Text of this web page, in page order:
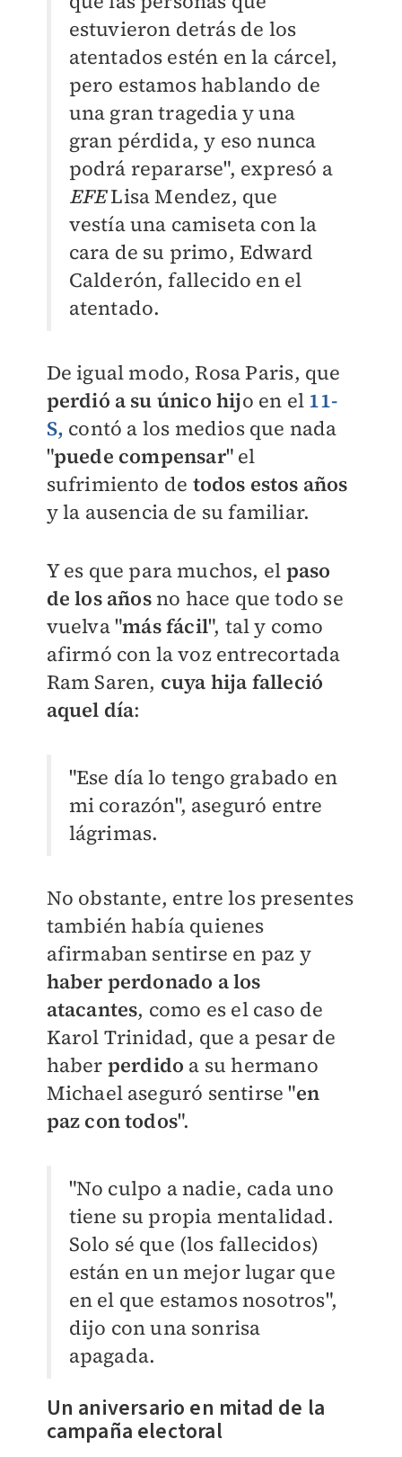
estuvieron detrás de los
atentados estén en la cárcel,
pero estamos hablando de
una gran tragedia y una
gran pérdida, y eso nunca
podrá repararse", expresó a
EFELisa Mendez, que
vestía una camiseta con la
cara de su primo, Edward
Calderón, fallecido en el
atentado.
De igual modo, Rosa Paris, que
perdió a su único hijo en el 11-
S, contó a los medios que nada
"puede compensar" el
sufrimiento de todos estos años
y la ausencia de su familiar.
Y es que para muchos, el paso
de los añosno hace que todo se
vuelva "más fácil", tal y como
afirmó con la voz entrecortada
Ram Saren, cuya hija falleció
aquel día:
"Ese día lo tengo grabado en
mi corazón", aseguró entre
lágrimas.
No obstante, entre los presentes
también había quienes
afirmaban sentirse en paz y
haber perdonado a los
atacantes, como es el caso de
Karol Trinidad, que a pesar de
haber perdido a su hermano
Michael aseguró sentirse "en
paz con todos".
"No culpo a nadie, cada uno
tiene su propia mentalidad.
Solo sé que (los fallecidos)
están en un mejor lugar que
en el que estamos nosotros",
dijo con una sonrisa
apagada.
Un aniversario en mitad de la
campaña electoral